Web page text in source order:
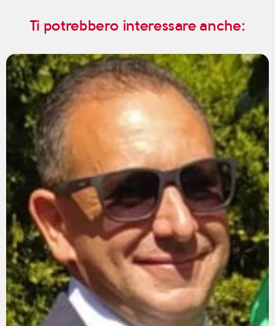
Ti potrebbero interessare anche: